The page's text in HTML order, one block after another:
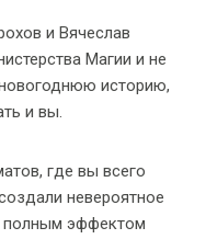
и Вячеслав
Магии и не
историю,
и вы.
где вы всего
невероятное
полным эффектом